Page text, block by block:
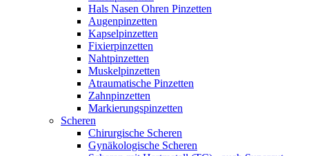
Hals Nasen Ohren Pinzetten
Augenpinzetten
Kapselpinzetten
Fixierpinzetten
Nahtpinzetten
Muskelpinzetten
Atraumatische Pinzetten
Zahnpinzetten
Markierungspinzetten
Scheren
Chirurgische Scheren
Gynäkologische Scheren